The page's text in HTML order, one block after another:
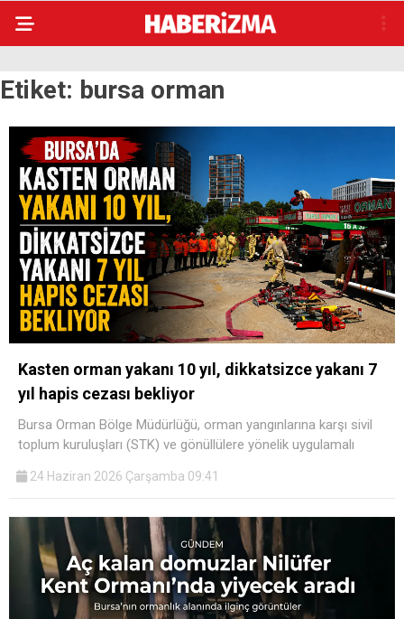
Etiket: bursa orman
Kasten orman yakanı 10 yıl, dikkatsizce yakanı 7
yıl hapis cezası bekliyor
Bursa Orman Bölge Müdürlüğü, orman yangınlarına karşı sivil
toplum kuruluşları (STK) ve gönüllülere yönelik uygulamalı
24 Haziran 2026 Çarşamba 09:41